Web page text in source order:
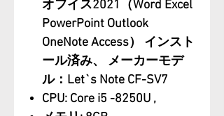
オフイス2021（Word Excel
PowerPoint Outlook
OneNote Access） インスト
ール済み、 メーカーモデ
ル：Let`s Note CF-SV7
CPU: Core i5 -8250U ,